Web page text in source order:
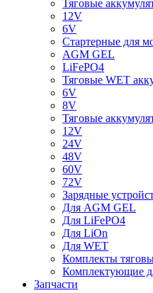
Тяговые
12V
6V
Стартерные для
AGM GEL
LiFePO4
Тяговые WET
6V
8V
Тяговые
12V
24V
48V
60V
72V
Зарядные
Для AGM GEL
Для LiFePO4
Для LiOn
Для WET
Комплекты
Комплектующие
Запчасти